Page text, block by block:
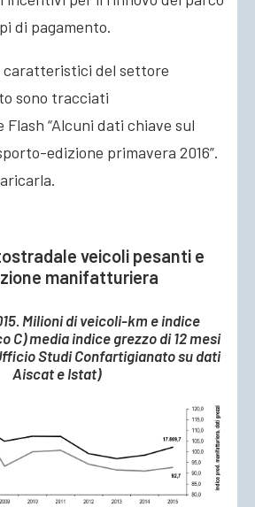
di pagamento.
del settore
sono tracciati
Flash “Alcuni dati chiave sul
edizione primavera 2016”.
veicoli pesanti e
manifatturiera
Milioni di veicoli-km e indice
C) media indice grezzo di 12 mesi
Studi Confartigianato su dati
Aiscat e Istat)